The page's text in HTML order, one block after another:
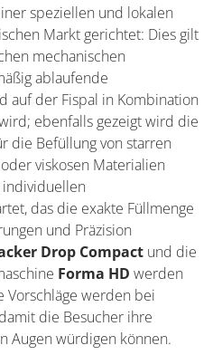
speziellen und lokalen
Markt gerichtet: Dies gilt
mechanischen
ablaufende
auf der Fispal in Kombination
ebenfalls gezeigt wird die
die Befüllung von starren
viskosen Materialien
das die exakte Füllmenge
und Präzision
Drop Compact und die
Forma HD werden
Vorschläge werden bei
die Besucher ihre
Augen würdigen können.